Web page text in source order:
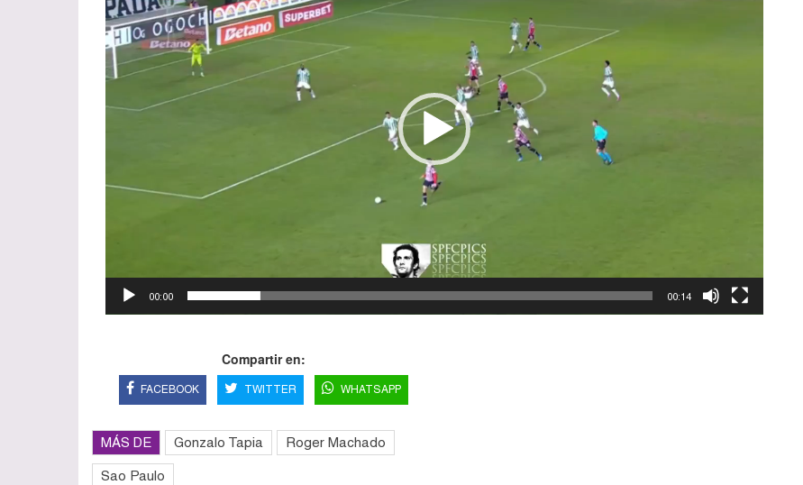
00:00 00:14
Compartir en:
FACEBOOK TWITTER WHATSAPP
MÁS DE Gonzalo Tapia Roger Machado
Sao Paulo